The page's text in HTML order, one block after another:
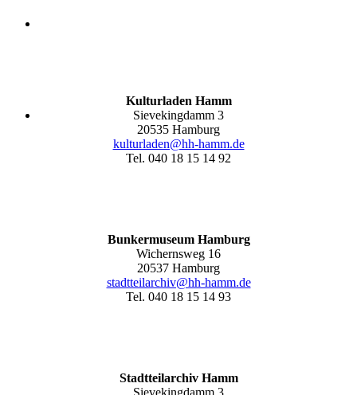
Kulturladen Hamm
Sievekingdamm 3
20535 Hamburg
kulturladen@hh-hamm.de
Tel. 040 18 15 14 92
Bunkermuseum Hamburg
Wichernsweg 16
20537 Hamburg
stadtteilarchiv@hh-hamm.de
Tel. 040 18 15 14 93
Stadtteilarchiv Hamm
Sievekingdamm 3